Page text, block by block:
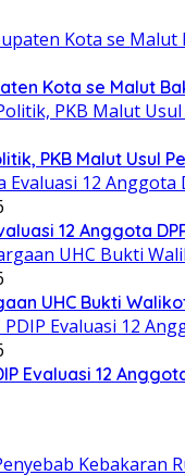
Kota se Malut
PKB Malut Usul
12 Anggota
UHC Bukti
Evaluasi 12